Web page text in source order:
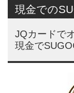
現金での
JQカードで
現金で